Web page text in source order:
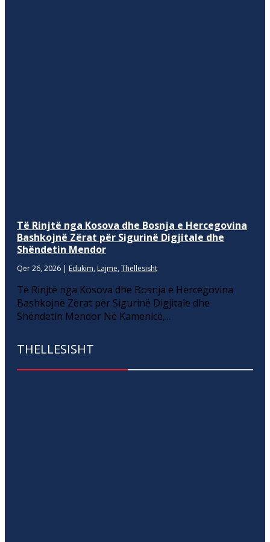
Të Rinjtë nga Kosova dhe Bosnja e Hercegovina
Bashkojnë Zërat për Sigurinë Digjitale dhe
Shëndetin Mendor
Qer 26, 2026 | Edukim, Lajme, Thellesisht
Të Rinjtë nga Kosova dhe Bosnja e Hercegovina
Bashkojnë Zërat për Sigurinë Digjitale dhe
Shëndetin Mendor Në Kamenicë,...
THELLESISHT